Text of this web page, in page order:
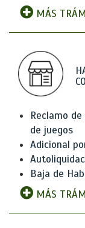
MÁS
Reclamo
de juegos
Adicional
Baja de
MÁS